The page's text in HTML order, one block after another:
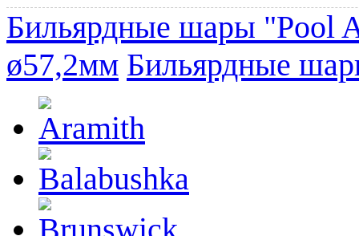
Бильярдные шары "Pool
ø57,2мм Бильярдные